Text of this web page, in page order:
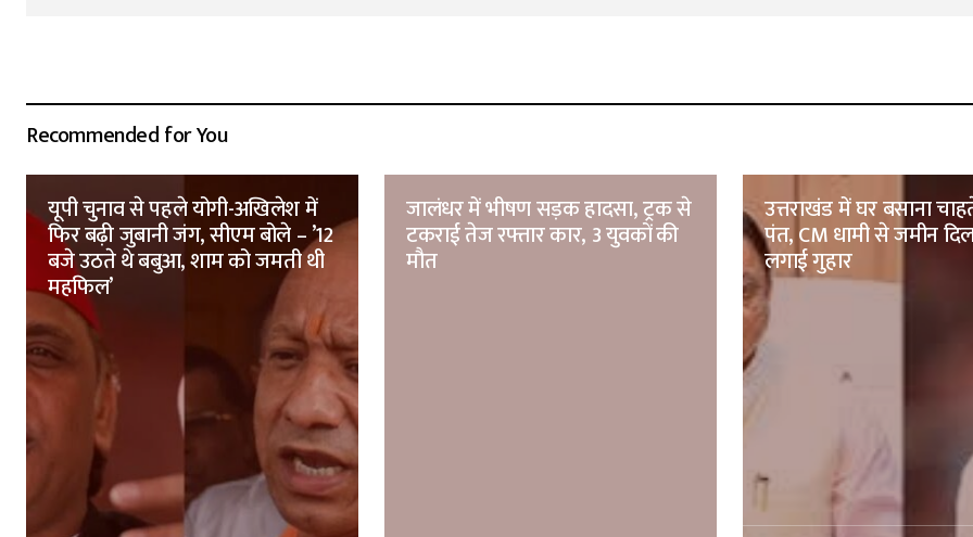
Recommended for You
यूपी चुनाव से पहले योगी-अखिलेश में
फिर बढ़ी जुबानी जंग, सीएम बोले – ’12
बजे उठते थे बबुआ, शाम को जमती थी
महफिल’
जालंधर में भीषण सड़क हादसा, ट्रक से
टकराई तेज रफ्तार कार, 3 युवकों की
मौत
उत्तराखंड में घर बसाना
पंत, CM धामी से जमीन
लगाई गुहार